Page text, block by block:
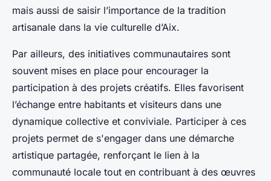
mais aussi de saisir l’importance de la tradition
artisanale dans la vie culturelle d’Aix.
Par ailleurs, des initiatives communautaires sont
souvent mises en place pour encourager la
participation à des projets créatifs. Elles favorisent
l’échange entre habitants et visiteurs dans une
dynamique collective et conviviale. Participer à ces
projets permet de s'engager dans une démarche
artistique partagée, renforçant le lien à la
communauté locale tout en contribuant à des œuvres